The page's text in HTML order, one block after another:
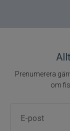
Prenumerera
om